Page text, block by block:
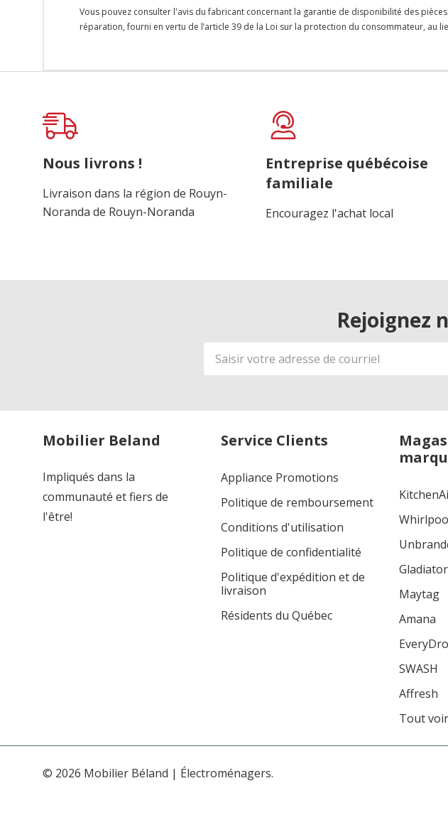
Vous pouvez consulter l'avis du fabricant concernant la garantie de disponibilité des
réparation, fourni en vertu de l’article 39 de la Loi sur la protection du consommateur, au
personnalisé
Nous livrons !
Livraison dans la région de Rouyn-
Noranda de Rouyn-Noranda
Entreprise québécoise
familiale
Encouragez l'achat local
Rejoignez
Adresse
de
Mobilier Beland
Impliqués dans la
communauté et fiers de
l'être!
Service Clients
Appliance Promotions
Politique de remboursement
Conditions d'utilisation
Politique de confidentialité
Politique d'expédition et de
livraison
Résidents du Québec
Gladiator
Maytag
Amana
SWASH
Affresh
Tout voir
© 2026 Mobilier Béland | Électroménagers.